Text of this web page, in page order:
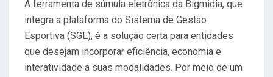
A ferramenta de súmula eletrônica da Bigmidia, que
integra a plataforma do Sistema de Gestão
Esportiva (SGE), é a solução certa para entidades
que desejam incorporar eficiência, economia e
interatividade a suas modalidades. Por meio de um